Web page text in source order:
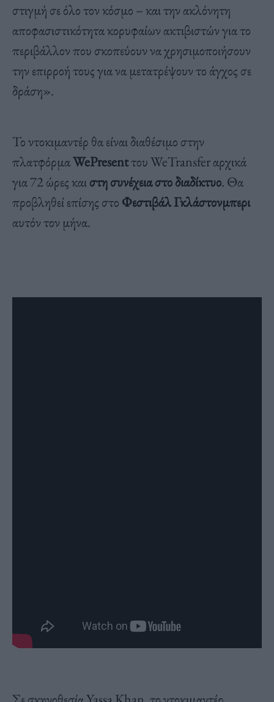
στιγμή σε όλο τον κόσμο – και την ακλόνητη
αποφασιστικότητα κορυφαίων ακτιβιστών για το
περιβάλλον που σκοπεύουν να χρησιμοποιήσουν
την επιρροή τους για να μετατρέψουν το άγχος σε
δράση».
Το ντοκιμαντέρ θα είναι διαθέσιμο στην
πλατφόρμαWePresentτου WeTransfer αρχικά
για 72 ώρες καιστη συνέχεια στο διαδίκτυο. Θα
προβληθεί επίσης στο Φεστιβάλ Γκλάστονμπερι
αυτόν τον μήνα.